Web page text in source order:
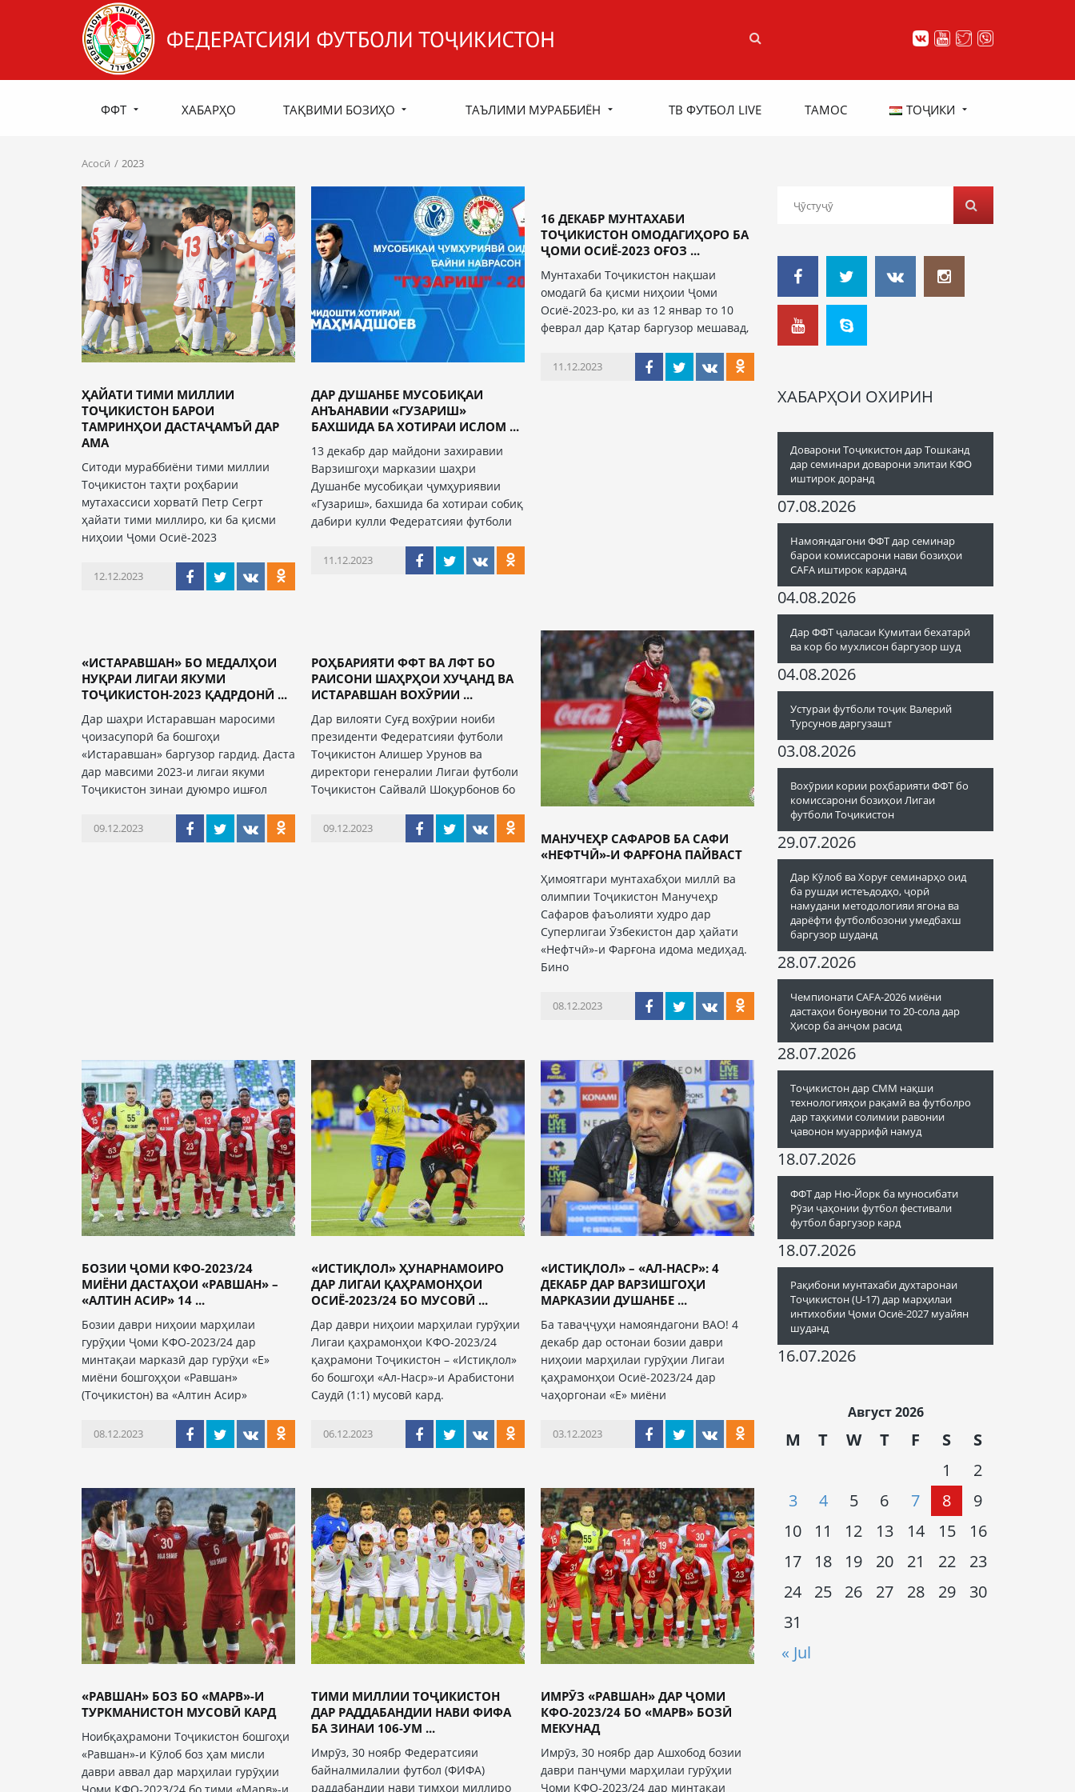
ФФТ ХАБАРҲО ТАҚВИМИ БОЗИҲО ТАЪЛИМИ МУРАББИЁН ТВ ФУТБОЛ LIVE ТАМОС ТОҶИКИ
Асосӣ 2023
ҲАЙАТИ ТИМИ МИЛЛИИ
ТОҶИКИСТОН БАРОИ
ТАМРИНҲОИ ДАСТАҶАМЪӢ ДАР
АМА
Ситоди мураббиёни тими миллии
Тоҷикистон таҳти роҳбарии
мутахассиси хорватӣ Петр Сегрт
ҳайати тими миллиро, ки ба қисми
ниҳоии Ҷоми Осиё-2023
12.12.2023
ДАР ДУШАНБЕ МУСОБИҚАИ
АНЪАНАВИИ «ГУЗАРИШ»
БАХШИДА БА ХОТИРАИ ИСЛОМ ...
13 декабр дар майдони захиравии
Варзишгоҳи марказии шаҳри
Душанбе мусобиқаи ҷумҳуриявии
«Гузариш», бахшида ба хотираи собиқ
дабири кулли Федератсияи футболи
11.12.2023
16 ДЕКАБР МУНТАХАБИ
ТОҶИКИСТОН ОМОДАГИҲОРО БА
ҶОМИ ОСИЁ-2023 ОҒОЗ ...
Мунтахаби Тоҷикистон нақшаи
омодагӣ ба қисми ниҳоии Ҷоми
Осиё-2023-ро, ки аз 12 январ то 10
феврал дар Қатар баргузор мешавад,
11.12.2023
«ИСТАРАВШАН» БО МЕДАЛҲОИ
НУҚРАИ ЛИГАИ ЯКУМИ
ТОҶИКИСТОН-2023 ҚАДРДОНӢ ...
Дар шаҳри Истаравшан маросими
ҷоизасупорӣ ба бошгоҳи
«Истаравшан» баргузор гардид. Даста
дар мавсими 2023-и лигаи якуми
Тоҷикистон зинаи дуюмро ишғол
09.12.2023
РОҲБАРИЯТИ ФФТ ВА ЛФТ БО
РАИСОНИ ШАҲРҲОИ ХУҶАНД ВА
ИСТАРАВШАН ВОХӮРИИ ...
Дар вилояти Суғд вохӯрии ноиби
президенти Федератсияи футболи
Тоҷикистон Алишер Урунов ва
директори генералии Лигаи футболи
Тоҷикистон Сайвалӣ Шоқурбонов бо
09.12.2023
МАНУЧЕҲР САФАРОВ БА САФИ
«НЕФТЧӢ»-И ФАРҒОНА ПАЙВАСТ
Ҳимоятгари мунтахабҳои миллӣ ва
олимпии Тоҷикистон Манучеҳр
Сафаров фаъолияти худро дар
Суперлигаи Ӯзбекистон дар ҳайати
«Нефтчӣ»-и Фарғона идома медиҳад.
Бино
08.12.2023
БОЗИИ ҶОМИ КФО-2023/24
МИЁНИ ДАСТАҲОИ «РАВШАН» –
«АЛТИН АСИР» 14 ...
Бозии даври ниҳоии марҳилаи
гурӯҳии Ҷоми КФО-2023/24 дар
минтақаи марказӣ дар гурӯҳи «Е»
миёни бошгоҳҳои «Равшан»
(Тоҷикистон) ва «Алтин Асир»
08.12.2023
«ИСТИҚЛОЛ» ҲУНАРНАМОИРО
ДАР ЛИГАИ ҚАҲРАМОНҲОИ
ОСИЁ-2023/24 БО МУСОВӢ ...
Дар даври ниҳоии марҳилаи гурӯҳии
Лигаи қаҳрамонҳои КФО-2023/24
қаҳрамони Тоҷикистон – «Истиқлол»
бо бошгоҳи «Ал-Наср»-и Арабистони
Саудӣ (1:1) мусовӣ кард.
06.12.2023
«ИСТИҚЛОЛ» – «АЛ-НАСР»: 4
ДЕКАБР ДАР ВАРЗИШГОҲИ
МАРКАЗИИ ДУШАНБЕ ...
Ба таваҷҷуҳи намояндагони ВАО! 4
декабр дар остонаи бозии даври
ниҳоии марҳилаи гурӯҳии Лигаи
қаҳрамонҳои Осиё-2023/24 дар
чаҳоргонаи «Е» миёни
03.12.2023
«РАВШАН» БОЗ БО «МАРВ»-И
ТУРКМАНИСТОН МУСОВӢ КАРД
Ноибқаҳрамони Тоҷикистон бошгоҳи
«Равшан»-и Кӯлоб боз ҳам мисли
даври аввал дар марҳилаи гурӯҳии
ТИМИ МИЛЛИИ ТОҶИКИСТОН
ДАР РАДДАБАНДИИ НАВИ ФИФА
БА ЗИНАИ 106-УМ ...
Имрӯз, 30 ноябр Федератсияи
байналмилалии футбол (ФИФА)
раддабандии нави тимҳои миллиро
ИМРӮЗ «РАВШАН» ДАР ҶОМИ
КФО-2023/24 БО «МАРВ» БОЗӢ
МЕКУНАД
Имрӯз, 30 ноябр дар Ашхобод бозии
даври панҷуми марҳилаи гурӯҳии
Ҷоми КФО-2023/24 дар минтақаи
ХАБАРҲОИ ОХИРИН
Доварони Тоҷикистон дар Тошканд
дар семинари доварони элитаи КФО
иштирок доранд
07.08.2026
Намояндагони ФФТ дар семинар
барои комиссарони нави бозиҳои
CAFA иштирок карданд
04.08.2026
Дар ФФТ ҷаласаи Кумитаи бехатарӣ
ва кор бо мухлисон баргузор шуд
04.08.2026
Устураи футболи тоҷик Валерий
Турсунов даргузашт
03.08.2026
Вохӯрии кории роҳбарияти ФФТ бо
комиссарони бозиҳои Лигаи
футболи Тоҷикистон
29.07.2026
Дар Кӯлоб ва Хоруғ семинарҳо оид
ба рушди истеъдодҳо, ҷорӣ
намудани методологияи ягона ва
дарёфти футболбозони умедбахш
баргузор шуданд
28.07.2026
Чемпионати CAFA-2026 миёни
дастаҳои бонувони то 20-сола дар
Ҳисор ба анҷом расид
28.07.2026
Тоҷикистон дар СММ нақши
технологияҳои рақамӣ ва футболро
дар таҳкими солимии равонии
ҷавонон муаррифӣ намуд
18.07.2026
ФФТ дар Ню-Йорк ба муносибати
Рӯзи ҷаҳонии футбол фестивали
футбол баргузор кард
18.07.2026
Рақибони мунтахаби духтаронаи
Тоҷикистон (U-17) дар марҳилаи
интихобии Ҷоми Осиё-2027 муайян
шуданд
16.07.2026
Август 2026
M T W T F S S
« Jul
1
2
3
4 5 6 7 8
9
10
11 12 13 14 15
16
17
18 19 20 21 22
23
24
25 26 27 28 29
30
31